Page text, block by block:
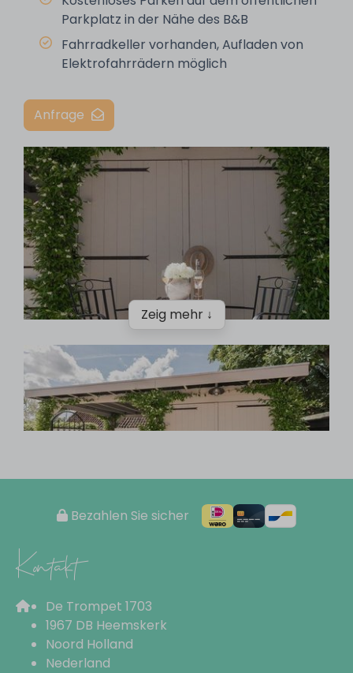
Parkplatz in der Nähe des B&B
Fahrradkeller vorhanden, Aufladen von
Elektrofahrrädern möglich
Anfrage
Zeig mehr ↓
Bezahlen Sie sicher
Kontakt
De Trompet 1703
1967 DB Heemskerk
Noord Holland
Nederland